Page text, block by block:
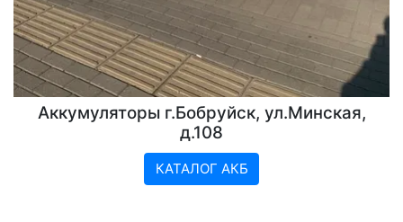
Аккумуляторы г.Бобруйск, ул.Минская,
д.108
КАТАЛОГ АКБ